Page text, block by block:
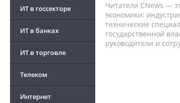
ИТ в госсекторе
ИТ в банках
ИТ в торговле
Телеком
Интернет
Читатели CNews —
экономики:
технические
государственной
руководители и